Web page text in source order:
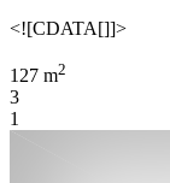
<![CDATA[]]>
127 m2
3
1